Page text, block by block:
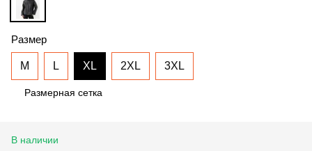
Размер
M L XL 2XL 3XL
Размерная сетка
В наличии